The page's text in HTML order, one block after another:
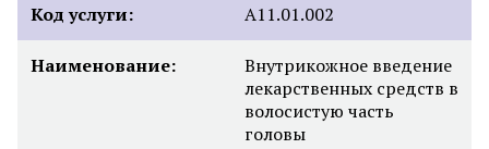
Код услуги: А11.01.002
Наименование:
Внутрикожное введение
лекарственных средств в
волосистую часть
головы